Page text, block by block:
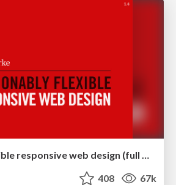
Fashionably flexible responsive web design (full day workshop)
408 67k